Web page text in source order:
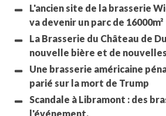
L'ancien site de la brasserie
va devenir un parc de 16000m²
La Brasserie du Château de
nouvelle bière et de
Une brasserie américaine
parié sur la mort de Trump
Scandale à Libramont : des
l'événement.